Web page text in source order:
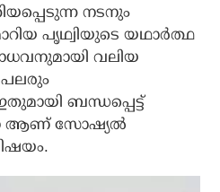
നടനും
പൃഥ്വിയുടെ യഥാര്‍ത്ഥ
വലിയ
ബന്ധപ്പെട്ട്
ആണ് സോഷ്യല്‍